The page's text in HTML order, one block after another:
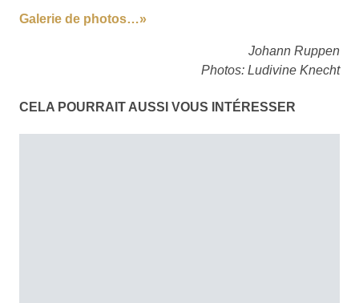
Galerie de photos…»
Johann Ruppen
Photos: Ludivine Knecht
CELA POURRAIT AUSSI VOUS INTÉRESSER